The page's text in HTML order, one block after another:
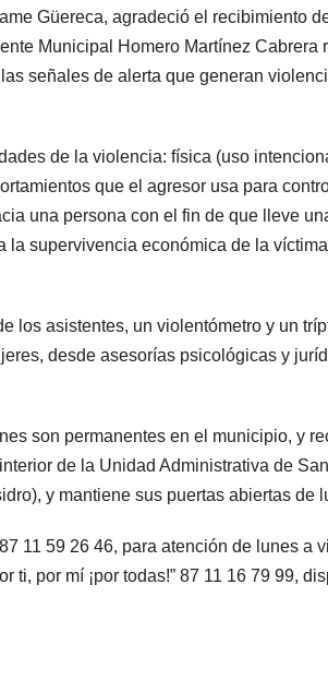
Güereca, agradeció el recibimiento
Municipal Homero Martínez Cabrera
señales de alerta que generan
de la violencia: física (uso
que el agresor usa para
una persona con el fin de que lleve
la supervivencia económica de la
los asistentes, un violentómetro y un
desde asesorías psicológicas y
son permanentes en el municipio, y
de la Unidad Administrativa de
y mantiene sus puertas abiertas de
11 59 26 46, para atención de lunes a
ti, por mí ¡por todas!” 87 11 16 79 99,